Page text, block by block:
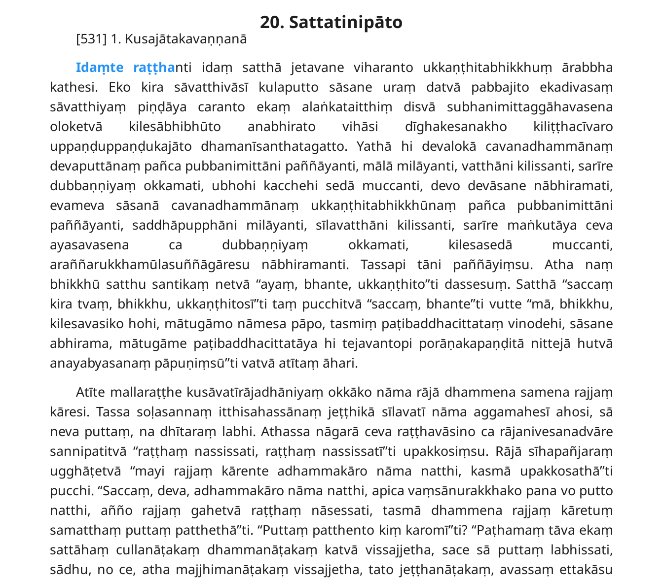
20. Sattatinipāto
[531] 1. Kusajātakavaṇṇanā
Idaṃte raṭṭhanti idaṃ satthā jetavane viharanto ukkaṇṭhitabhikkhuṃ ārabbha
kathesi. Eko kira sāvatthivāsī kulaputto sāsane uraṃ datvā pabbajito ekadivasaṃ
sāvatthiyaṃ piṇḍāya caranto ekaṃ alaṅkataitthiṃ disvā subhanimittaggāhavasena
oloketvā kilesābhibhūto anabhirato vihāsi dīghakesanakho kiliṭṭhacīvaro
uppaṇḍuppaṇḍukajāto dhamanīsanthatagatto. Yathā hi devalokā cavanadhammānaṃ
devaputtānaṃ pañca pubbanimittāni paññāyanti, mālā milāyanti, vatthāni kilissanti, sarīre
dubbaṇṇiyaṃ okkamati, ubhohi kacchehi sedā muccanti, devo devāsane nābhiramati,
evameva sāsanā cavanadhammānaṃ ukkaṇṭhitabhikkhūnaṃ pañca pubbanimittāni
paññāyanti, saddhāpupphāni milāyanti, sīlavatthāni kilissanti, sarīre maṅkutāya ceva
ayasavasena ca dubbaṇṇiyaṃ okkamati, kilesasedā muccanti,
araññarukkhamūlasuññāgāresu nābhiramanti. Tassapi tāni paññāyiṃsu. Atha naṃ
bhikkhū satthu santikaṃ netvā ‘‘ayaṃ, bhante, ukkaṇṭhito’’ti dassesuṃ. Satthā ‘‘saccaṃ
kira tvaṃ, bhikkhu, ukkaṇṭhitosī’’ti taṃ pucchitvā ‘‘saccaṃ, bhante’’ti vutte ‘‘mā, bhikkhu,
kilesavasiko hohi, mātugāmo nāmesa pāpo, tasmiṃ paṭibaddhacittataṃ vinodehi, sāsane
abhirama, mātugāme paṭibaddhacittatāya hi tejavantopi porāṇakapaṇḍitā nittejā hutvā
anayabyasanaṃ pāpuṇiṃsū’’ti vatvā atītaṃ āhari.
Atīte mallaraṭṭhe kusāvatīrājadhāniyaṃ okkāko nāma rājā dhammena samena rajjaṃ
kāresi. Tassa soḷasannaṃ itthisahassānaṃ jeṭṭhikā sīlavatī nāma aggamahesī ahosi, sā
neva puttaṃ, na dhītaraṃ labhi. Athassa nāgarā ceva raṭṭhavāsino ca rājanivesanadvāre
sannipatitvā ‘‘raṭṭhaṃ nassissati, raṭṭhaṃ nassissatī’’ti upakkosiṃsu. Rājā sīhapañjaraṃ
ugghāṭetvā ‘‘mayi rajjaṃ kārente adhammakāro nāma natthi, kasmā upakkosathā’’ti
pucchi. ‘‘Saccaṃ, deva, adhammakāro nāma natthi, apica vaṃsānurakkhako pana vo putto
natthi, añño rajjaṃ gahetvā raṭṭhaṃ nāsessati, tasmā dhammena rajjaṃ kāretuṃ
samatthaṃ puttaṃ patthethā’’ti. ‘‘Puttaṃ patthento kiṃ karomī’’ti? ‘‘Paṭhamaṃ tāva ekaṃ
sattāhaṃ cullanāṭakaṃ dhammanāṭakaṃ katvā vissajjetha, sace sā puttaṃ labhissati,
sādhu, no ce, atha majjhimanāṭakaṃ vissajjetha, tato jeṭṭhanāṭakaṃ, avassaṃ ettakāsu